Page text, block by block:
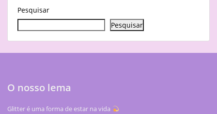
Pesquisar
Pesquisar
O nosso lema
Glitter é uma forma de estar na vida